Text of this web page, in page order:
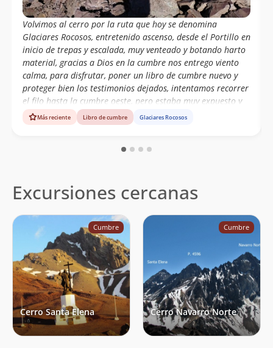
Volvimos al cerro por la ruta que hoy se denomina
Glaciares Rocosos, entretenido ascenso, desde el Portillo en
inicio de trepas y escalada, muy venteado y botando harto
material, gracias a Dios en la cumbre nos entrego viento
calma, para disfrutar, poner un libro de cumbre nuevo y
proteger bien los testimonios dejados, intentamos recorrer
el filo hasta la cumbre oeste, pero estaba muy expuesto y
por seguridad nos volvimos, pero el testimonio de 2015,
debe seguir ahí, por si alguien se anima
Más reciente Libro de cumbre Glaciares Rocosos
Excursiones cercanas
Cumbre
Cerro Santa Elena
Cumbre
Cerro Navarro Norte